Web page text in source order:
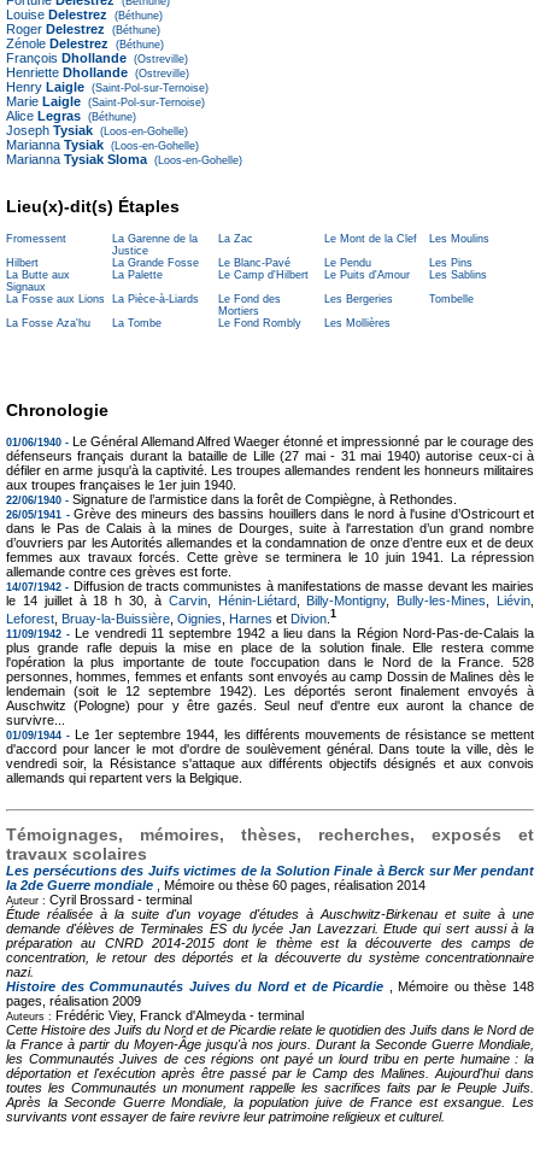
Louise Delestrez (Béthune)
Roger Delestrez (Béthune)
Zénole Delestrez (Béthune)
François Dhollande (Ostreville)
Henriette Dhollande (Ostreville)
Henry Laigle (Saint-Pol-sur-Ternoise)
Marie Laigle (Saint-Pol-sur-Ternoise)
Alice Legras (Béthune)
Joseph Tysiak (Loos-en-Gohelle)
Marianna Tysiak (Loos-en-Gohelle)
Marianna Tysiak Sloma (Loos-en-Gohelle)
Lieu(x)-dit(s) Étaples
Fromessent
La Garenne de la
Justice
La Zac Le Mont de la Clef
Les Moulins
Hilbert
La Grande Fosse Le Blanc-Pavé Le Pendu
Les Pins
La Butte aux
Signaux
La Palette Le Camp d'Hilbert Le Puits d'Amour
Les Sablins
La Fosse aux Lions
La Pièce-à-Liards
Le Fond des
Mortiers
Les Bergeries
Tombelle
La Fosse Aza'hu
La Tombe Le Fond Rombly Les Mollières
Chronologie
01/06/1940 - Le Général Allemand Alfred Waeger étonné et impressionné par le courage des
défenseurs français durant la bataille de Lille (27 mai - 31 mai 1940) autorise ceux-ci à
défiler en arme jusqu'à la captivité. Les troupes allemandes rendent les honneurs militaires
aux troupes françaises le 1er juin 1940.
22/06/1940 - Signature de l’armistice dans la forêt de Compiègne, à Rethondes.
26/05/1941 - Grève des mineurs des bassins houillers dans le nord à l'usine d’Ostricourt et
dans le Pas de Calais à la mines de Dourges, suite à l'arrestation d’un grand nombre
d’ouvriers par les Autorités allemandes et la condamnation de onze d’entre eux et de deux
femmes aux travaux forcés. Cette grève se terminera le 10 juin 1941. La répression
allemande contre ces grèves est forte.
14/07/1942 - Diffusion de tracts communistes à manifestations de masse devant les mairies
le 14 juillet à 18 h 30, à Carvin, Hénin-Liétard,Billy-Montigny,Bully-les-Mines ,Liévin
Leforest Bruay-la-Buissière Oignies Harnes et Divion 1
11/09/1942 - Le vendredi 11 septembre 1942 a lieu dans la Région Nord-Pas-de-Calais la
plus grande rafle depuis la mise en place de la solution finale. Elle restera comme
l'opération la plus importante de toute l'occupation dans le Nord de la France. 528
personnes, hommes, femmes et enfants sont envoyés au camp Dossin de Malines dès le
lendemain (soit le 12 septembre 1942). Les déportés seront finalement envoyés à
Auschwitz (Pologne) pour y être gazés. Seul neuf d'entre eux auront la chance de
survivre...
01/09/1944 - Le 1er septembre 1944, les différents mouvements de résistance se mettent
d'accord pour lancer le mot d'ordre de soulèvement général. Dans toute la ville, dès le
vendredi soir, la Résistance s'attaque aux différents objectifs désignés et aux convois
allemands qui repartent vers la Belgique.
Témoignages, mémoires, thèses, recherches, exposés et
travaux scolaires
Les persécutions des Juifs victimes de la Solution Finale à Berck sur Mer pendant
la 2de Guerre mondiale
, Mémoire ou thèse 60 pages, réalisation 2014
Auteur : Cyril Brossard - terminal
Étude réalisée à la suite d'un voyage d'études à Auschwitz-Birkenau et suite à une
demande d'élèves de Terminales ES du lycée Jan Lavezzari. Etude qui sert aussi à la
préparation au CNRD 2014-2015 dont le thème est la découverte des camps de
concentration, le retour des déportés et la découverte du système concentrationnaire
nazi.
Histoire des Communautés Juives du Nord et de Picardie , Mémoire ou thèse 148
pages, réalisation 2009
Auteurs : Frédéric Viey, Franck d'Almeyda - terminal
Cette Histoire des Juifs du Nord et de Picardie relate le quotidien des Juifs dans le Nord de
la France à partir du Moyen-Âge jusqu'à nos jours. Durant la Seconde Guerre Mondiale,
les Communautés Juives de ces régions ont payé un lourd tribu en perte humaine : la
déportation et l'exécution après être passé par le Camp des Malines. Aujourd'hui dans
toutes les Communautés un monument rappelle les sacrifices faits par le Peuple Juifs.
Après la Seconde Guerre Mondiale, la population juive de France est exsangue. Les
survivants vont essayer de faire revivre leur patrimoine religieux et culturel.